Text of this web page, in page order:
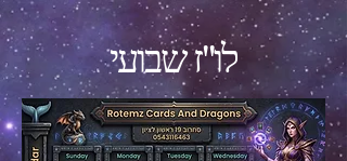
לו"ז שבועי